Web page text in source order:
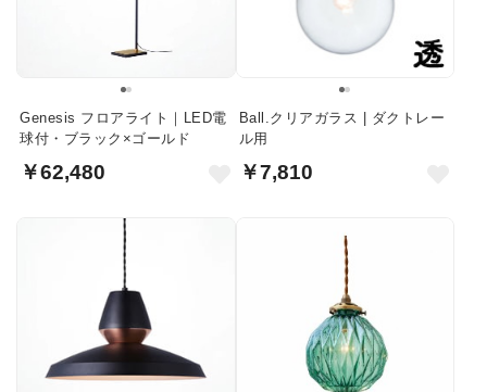
Genesis フロアライト｜LED電
球付・ブラック×ゴールド
￥62,480
Ball.クリアガラス | ダクトレー
ル用
￥7,810